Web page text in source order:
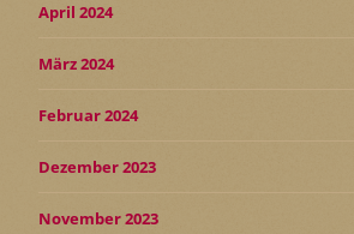
April 2024
März 2024
Februar 2024
Dezember 2023
November 2023